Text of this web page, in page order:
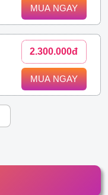
MUA NGAY
2.300.000đ
MUA NGAY